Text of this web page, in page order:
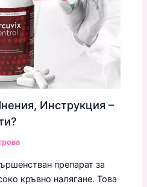
Инструкция –
препарат за
кръвно налягане. Това